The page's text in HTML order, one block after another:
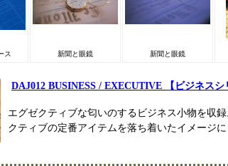
ス 新聞と眼鏡 新聞と眼鏡
DAJ012 BUSINESS / EXECUTIVE 【ビジネスシ
エグゼクティブな匂いのするビジネス小物を収
クティブの定番アイテムを落ち着いたイメージに